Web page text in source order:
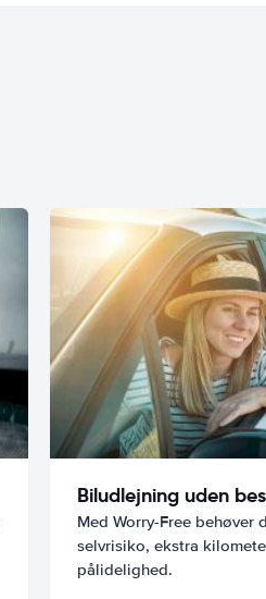
Biludlejning uden
Med Worry-Free behøver
selvrisiko, ekstra
pålidelighed.